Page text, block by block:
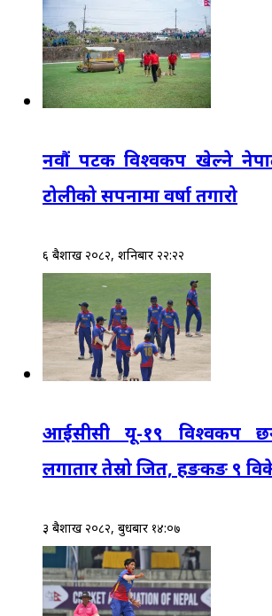
नवौं पटक विश्वकप खेल्ने
टोलीको सपनामा वर्षा तगारो
६ बैशाख २०८२, शनिबार २२:२२
आईसीसी यू-१९ विश्वकप
लगातार तेस्रो जित, हङकङ ९
३ बैशाख २०८२, बुधबार १४:०७